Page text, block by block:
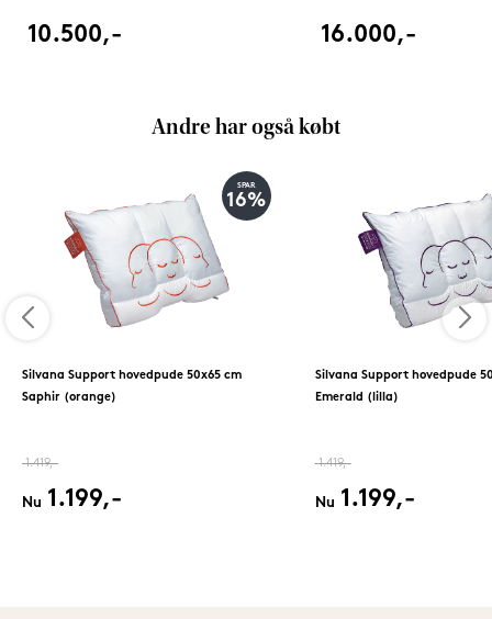
10.500,- 16.000,-
Andre har også købt
SPAR
16%
Silvana Support hovedpude 50x65 cm
Saphir (orange)
1.419,-
Nu 1.199,-
Silvana Support hovedpude
Emerald (lilla)
1.419,-
Nu 1.199,-